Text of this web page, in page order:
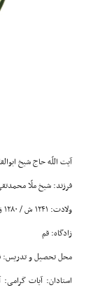
آیت اللّه حاج شیخ
فرزند: شیخ ملّا
ولادت: ۱۲۴۱ ش / ۱۲۸۰ ق
زادگاه: قم
محل تحصیل و تدریس:
استادان: آیات گرامی: